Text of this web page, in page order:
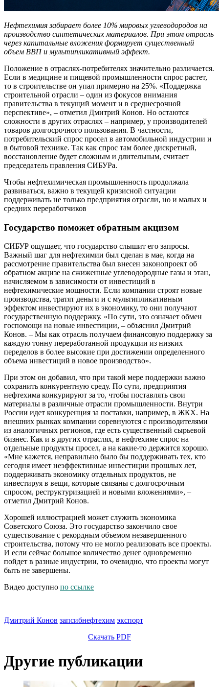
Нефтехимия забирает более 10% мировых углеводородов на
производство синтетических материалов. При этом отрасль
через капитальные вложения формирует существенный
объем ВВП и мультипликативный эффект.
Положение в отраслях-потребителях значительно различается.
Если в медицине и пищевой промышленности спрос растет,
то в строительстве он упал примерно на 25%. «Поддержка
строительной отрасли – один из фокусов внимания
правительства в текущий момент и в среднесрочной
перспективе», – отметил Дмитрий Конов. Но остаются
сложности в других отраслях – например, у производителей
товаров долгосрочного пользования. В частности,
потребительский спрос просел в автомобильной индустрии и
в бытовой технике. Так как спрос там более дискретный,
восстановление будет сложным и длительным, считает
председатель правления СИБУРа.
Чтобы нефтехимическая промышленность продолжала
развиваться, важно в текущей кризисной ситуации
поддерживать не только предприятия отрасли, но и малых и
средних переработчиков
Государство поможет обратным акцизом
СИБУР ощущает, что государство слышит его запросы.
Важный шаг для нефтехимии был сделан в мае, когда на
рассмотрение правительства был внесен законопроект об
обратном акцизе на сжиженные углеводородные газы и этан,
начисляемом в зависимости от инвестиций в
нефтехимические мощности. Если компании строят новые
производства, тратят деньги и с мультипликативным
эффектом инвестируют их в экономику, то они получают
государственную поддержку. «По сути, это означает обмен
госпомощи на новые инвестиции, – объяснил Дмитрий
Конов. – Мы как отрасль получаем финансовую поддержку за
каждую тонну переработанной продукции из низких
переделов в более высокие при достижении определенного
объема инвестиций в новое производство».
При этом он добавил, что при такой мере поддержки важно
сохранить конкурентную среду. По сути, предприятия
нефтехима конкурируют за то, чтобы поставлять свои
материалы в различные отрасли промышленности. Внутри
России идет конкуренция за поставки, например, в ЖКХ. На
внешних рынках компании соревнуются с производителями
из аналогичных регионов, где есть существенный сырьевой
бизнес. Как и в других отраслях, в нефтехиме спрос на
отдельные продукты просел, а на какие-то держится хорошо.
«Мне кажется, неправильно было бы поддерживать тех, кто
сегодня имеет неэффективные инвестиции прошлых лет,
поддерживать экономику отдельных продуктов, не
инвестируя в вещи, которые связаны с долгосрочным
спросом, реструктуризацией и новыми вложениями», –
отметил Дмитрий Конов.
Хорошей иллюстрацией может служить экономика
Советского Союза. Это государство закончило свое
существование с рекордным объемом незавершенного
строительства, потому что не могло реализовать все проекты.
И если сейчас большое количество денег одновременно
пойдет в разные индустрии, то очевидно, что проекты могут
быть не завершены.
Видео доступно по ссылке
Дмитрий Конов запсибнефтехим экспорт
Скачать PDF
Другие публикации